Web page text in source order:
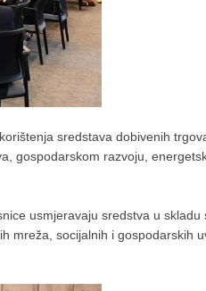
sredstava dobivenih
gospodarskom razvoju,
usmjeravaju sredstva u skladu
mreža, socijalnih i gospodarskih